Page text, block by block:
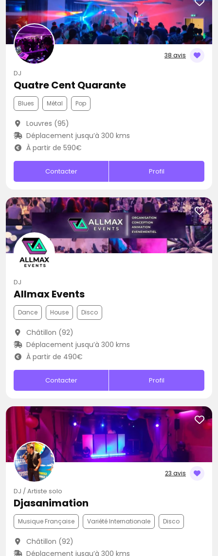
38 avis
DJ
Quatre Cent Quarante
Blues Métal Pop
Louvres (95)
Déplacement jusqu’à 300 kms
À partir de 590€
Contacter Profil
DJ
Allmax Events
Dance House Disco
Châtillon (92)
Déplacement jusqu’à 300 kms
À partir de 490€
Contacter Profil
23 avis
DJ / Artiste solo
Djasanimation
Musique Française Variété Internationale Disco
Châtillon (92)
Déplacement jusqu’à 300 kms